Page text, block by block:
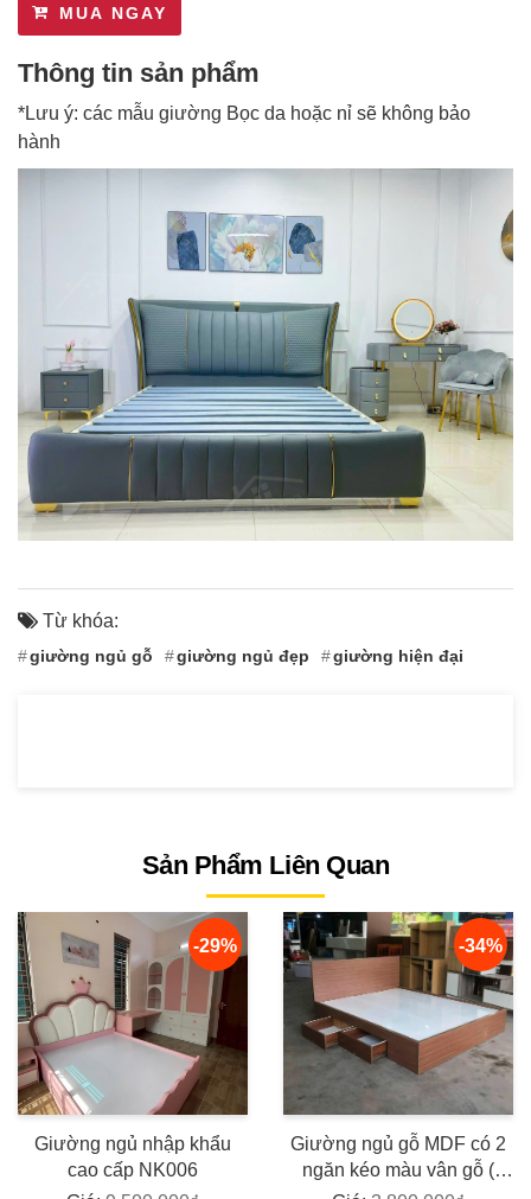
MUA NGAY
Thông tin sản phẩm
*Lưu ý: các mẫu giường Bọc da hoặc nỉ sẽ không bảo
hành
Từ khóa:
giường ngủ gỗ giường ngủ đẹp giường hiện đại
Sản Phẩm Liên Quan
-29%
Giường ngủ nhập khẩu
cao cấp NK006
-34%
Giường ngủ gỗ MDF có 2
ngăn kéo màu vân gỗ (